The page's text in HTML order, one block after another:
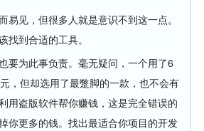
见，但很多人就是意识不到这一点。
到合适的工具。
为此事负责。毫无疑问，一个用了6
，但却选用了最蹩脚的一款，也不会有
用盗版软件帮你赚钱，这是完全错误的
你更多的钱。找出最适合你项目的开发